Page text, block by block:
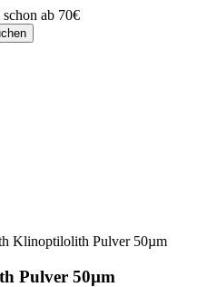
ab 70€
Klinoptilolith Pulver 50µm
Pulver 50µm